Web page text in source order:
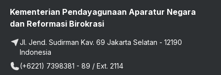
Kementerian Pendayagunaan Aparatur Negara
dan Reformasi Birokrasi
Jl. Jend. Sudirman Kav. 69 Jakarta Selatan - 12190
Indonesia
(+6221) 7398381 - 89 / Ext. 2114